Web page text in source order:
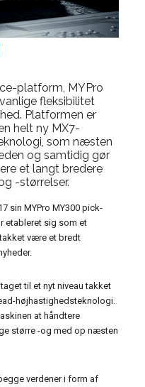
platform, MYPro
fleksibilitet
Platformen er
helt ny MX7-
som næsten
og samtidig gør
et langt bredere
-størrelser.
sin MYPro MY300 pick-
etableret sig som et
være et bredt
til et nyt niveau takket
højhastighedsteknologi.
at håndtere
større -og med op næsten
verdener i form af